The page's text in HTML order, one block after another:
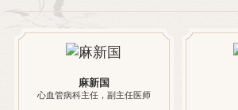
麻新国
心血管病科主任，副主任医师